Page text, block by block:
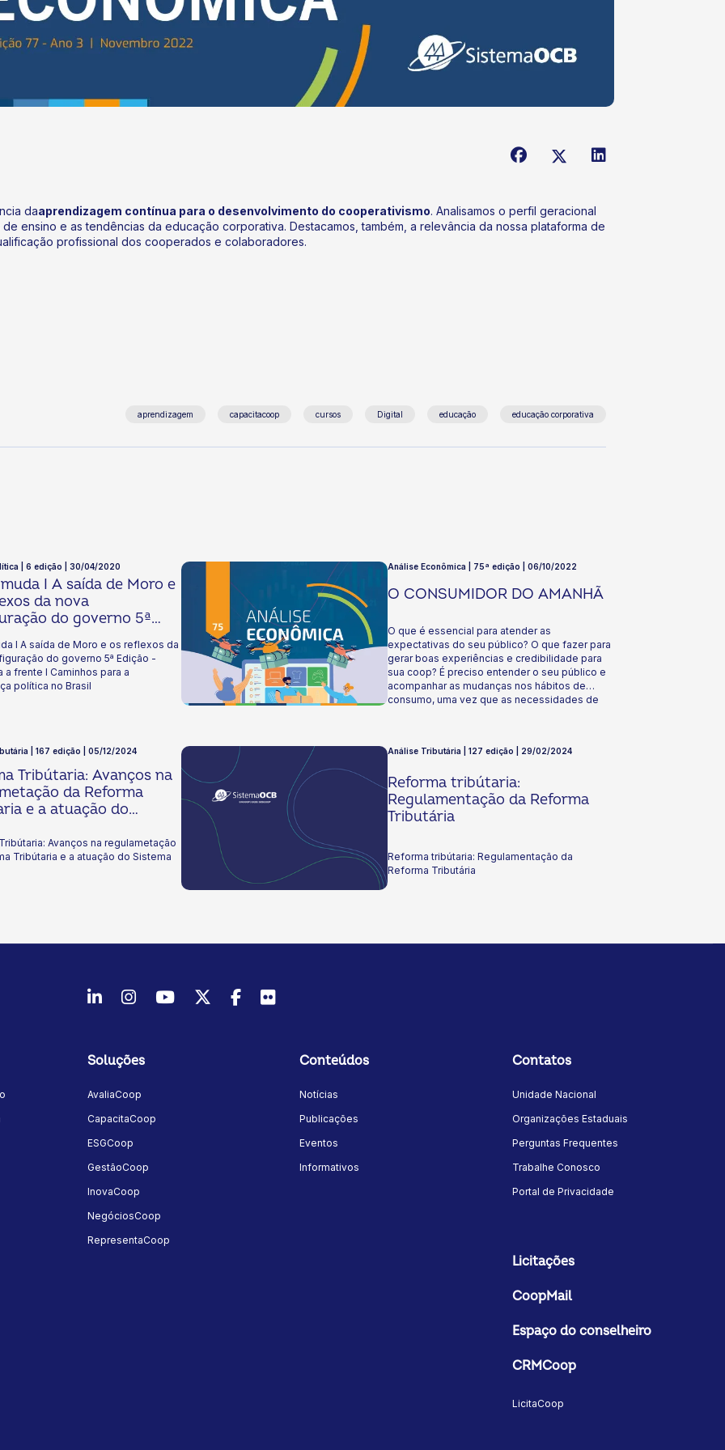
daaprendizagem contínua para o desenvolvimento do cooperativismo. Analisamos o perfil geracional
ensino e as tendências da educação corporativa. Destacamos, também, a relevância da nossa plataforma de
profissional dos cooperados e colaboradores.
aprendizagem capacitacoop cursos Digital educação educação corporativa
| 6 edição | 30/04/2020
I A saída de Moro e
da nova
do governo 5ª
- Olhar para a frente I
para a governança
no Brasil
I A saída de Moro e os reflexos da
do governo 5ª Edição -
a frente I Caminhos para a
política no Brasil
Análise Econômica | 75ª edição | 06/10/2022
O CONSUMIDOR DO AMANHÃ
O que é essencial para atender as
expectativas do seu público? O que fazer para
gerar boas experiências e credibilidade para
sua coop? É preciso entender o seu público e
acompanhar as mudanças nos hábitos de
consumo, uma vez que as necessidades de
consumidores para fornecer insights à
surpreender os seus clientes hoje e amanhã
também!
| 167 edição | 05/12/2024
Tribútaria: Avanços na
da Reforma
e a atuação do
Avanços na regulametação
Tribútaria e a atuação do Sistema
Análise Tributária | 127 edição | 29/02/2024
Reforma tribútaria:
Regulamentação da Reforma
Tributária
Reforma tribútaria: Regulamentação da
Reforma Tributária
LinkedInInstagram
YoutubeTwitter/X
Facebook
Flickr
Soluções
AvaliaCoop
CapacitaCoop
ESGCoop
GestãoCoop
InovaCoop
NegóciosCoop
RepresentaCoop
Conteúdos
Notícias
Publicações
Eventos
Informativos
Contatos
Unidade Nacional
Organizações Estaduais
Perguntas Frequentes
Trabalhe Conosco
Portal de Privacidade
Licitações
CoopMail
Espaço do conselheiro
CRMCoop
LicitaCoop